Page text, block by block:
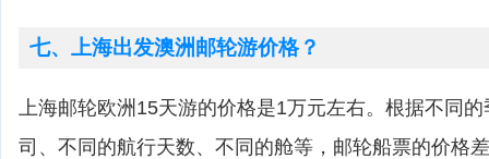
七、上海出发澳洲邮轮游价格？
上海邮轮欧洲15天游的价格是1万元左右。根据不同
司、不同的航行天数、不同的舱等，邮轮船票的价格